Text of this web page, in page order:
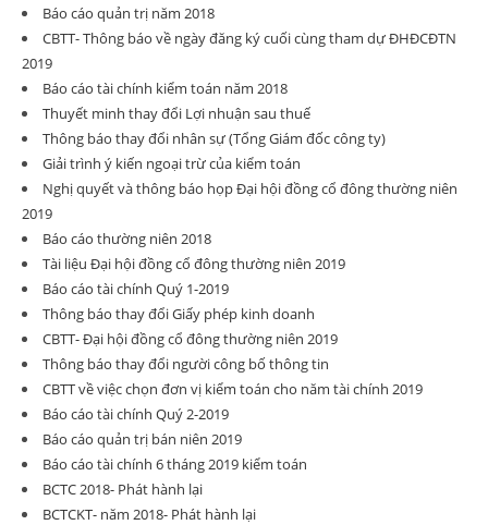
Báo cáo quản trị năm 2018
CBTT- Thông báo về ngày đăng ký cuối cùng tham dự ĐHĐCĐTN
2019
Báo cáo tài chính kiểm toán năm 2018
Thuyết minh thay đổi Lợi nhuận sau thuế
Thông báo thay đổi nhân sự (Tổng Giám đốc công ty)
Giải trình ý kiến ngoại trừ của kiểm toán
Nghị quyết và thông báo họp Đại hội đồng cổ đông thường niên
2019
Báo cáo thường niên 2018
Tài liệu Đại hội đồng cổ đông thường niên 2019
Báo cáo tài chính Quý 1-2019
Thông báo thay đổi Giấy phép kinh doanh
CBTT- Đại hội đồng cổ đông thường niên 2019
Thông báo thay đổi người công bố thông tin
CBTT về việc chọn đơn vị kiểm toán cho năm tài chính 2019
Báo cáo tài chính Quý 2-2019
Báo cáo quản trị bán niên 2019
Báo cáo tài chính 6 tháng 2019 kiểm toán
BCTC 2018- Phát hành lại
BCTCKT- năm 2018- Phát hành lại